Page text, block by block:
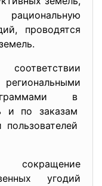
проводятся
в
и по заказам
сокращение
угодий